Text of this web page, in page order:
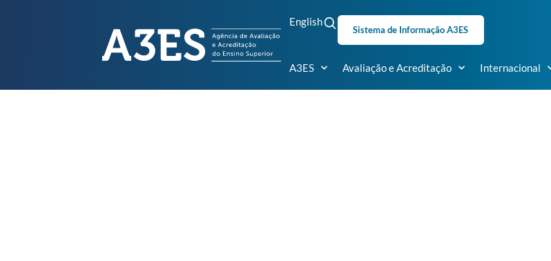
English
Sistema de Informação A3ES
A3ES Avaliação e Acreditação Internacional